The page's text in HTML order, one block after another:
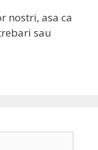
nostri, asa ca
sau